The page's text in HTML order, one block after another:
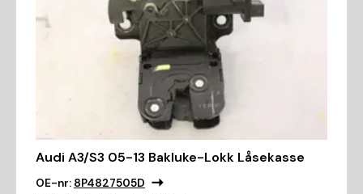
Audi A3/S3 05-13 Bakluke-Lokk Låsekasse
OE-nr: 8P4827505D